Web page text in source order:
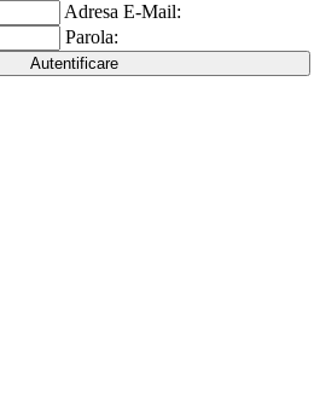
Adresa E-Mail:
Parola:
Autentificare